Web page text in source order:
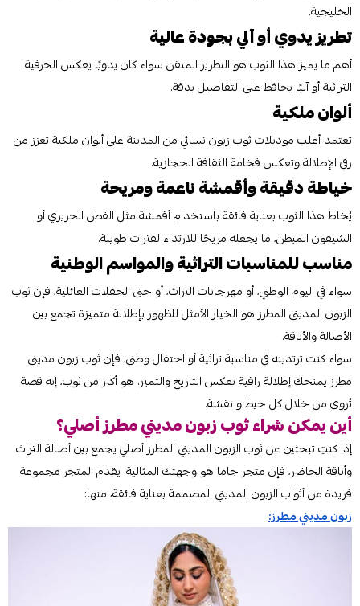
الخليجية.
تطريز يدوي أو آلي بجودة عالية
أهم ما يميز هذا الثوب هو التطريز المتقن سواء كان يدويًا يعكس الحرفية
التراثية أو آليًا يحافظ على التفاصيل بدقة.
ألوان ملكية
تعتمد أغلب موديلات ثوب زبون نسائي من المدينة على ألوان ملكية تعزز من
رقي الإطلالة وتعكس فخامة الثقافة الحجازية.
خياطة دقيقة وأقمشة ناعمة ومريحة
يُخاط هذا الثوب بعناية فائقة باستخدام أقمشة مثل القطن الحريري أو
الشيفون المبطن، ما يجعله مريحًا للارتداء لفترات طويلة.
مناسب للمناسبات التراثية والمواسم الوطنية
سواء في اليوم الوطني، أو مهرجانات التراث، أو حتى الحفلات العائلية، فإن ثوب
الزبون المديني المطرز هو الخيار الأمثل للظهور بإطلالة متميزة تجمع بين
الأصالة والأناقة.
سواء كنت ترتدينه في مناسبة تراثية أو احتفال وطني، فإن ثوب زبون مديني
مطرز يمنحك إطلالة راقية تعكس التاريخ والتميز. هو أكثر من ثوب، إنه قصة
تُروى من خلال كل خيط و نقشة.
أين يمكن شراء ثوب زبون مديني مطرز أصلي؟
إذا كنتِ تبحثين عن ثوب الزبون المديني المطرز أصلي يجمع بين أصالة التراث
وأناقة الحاضر، فإن متجر جاما هو وجهتك المثالية. يقدم المتجر مجموعة
فريدة من أثواب الزبون المديني المصممة بعناية فائقة، منها:
زبون مديني مطرز: